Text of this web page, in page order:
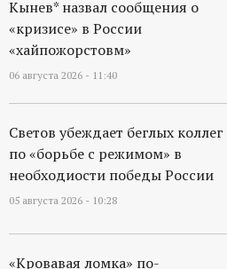
а
л
Кынев* назвал сообщения о
«кризисе» в России
«хайпожорстовм»
06 августа 2026 - 11:40
Светов убеждает беглых коллег
по «борьбе с режимом» в
необходиости победы России
05 августа 2026 - 10:28
«Кровавая ломка» по-